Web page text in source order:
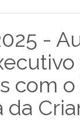
-
com
da